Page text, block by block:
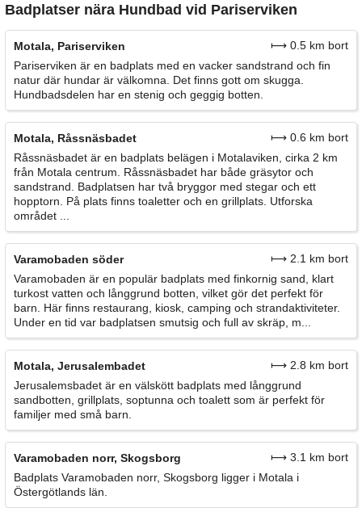
Badplatser nära Hundbad vid Pariserviken
Motala, Pariserviken
⟼ 0.5 km bort
Pariserviken är en badplats med en vacker sandstrand och fin
natur där hundar är välkomna. Det finns gott om skugga.
Hundbadsdelen har en stenig och geggig botten.
Motala, Råssnäsbadet
⟼ 0.6 km bort
Råssnäsbadet är en badplats belägen i Motalaviken, cirka 2 km
från Motala centrum. Råssnäsbadet har både gräsytor och
sandstrand. Badplatsen har två bryggor med stegar och ett
hopptorn. På plats finns toaletter och en grillplats. Utforska
området ...
Varamobaden söder
⟼ 2.1 km bort
Varamobaden är en populär badplats med finkornig sand, klart
turkost vatten och långgrund botten, vilket gör det perfekt för
barn. Här finns restaurang, kiosk, camping och strandaktiviteter.
Under en tid var badplatsen smutsig och full av skräp, m...
Motala, Jerusalembadet
⟼ 2.8 km bort
Jerusalemsbadet är en välskött badplats med långgrund
sandbotten, grillplats, soptunna och toalett som är perfekt för
familjer med små barn.
Varamobaden norr, Skogsborg
⟼ 3.1 km bort
Badplats Varamobaden norr, Skogsborg ligger i Motala i
Östergötlands län.